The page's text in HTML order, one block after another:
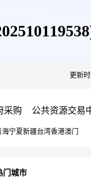
更新
采购 公共资源交易
海宁夏新疆台湾香港澳门
门城市